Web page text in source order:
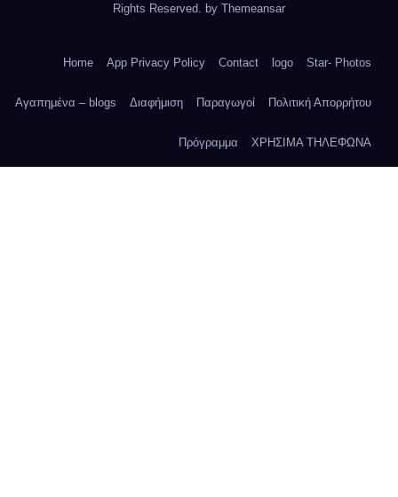
Rights Reserved. by Themeansar
Home App Privacy Policy Contact logo Star- Photos
Αγαπημένα – blogs Διαφήμιση Παραγωγοί Πολιτική Απορρήτου
Πρόγραμμα ΧΡΗΣΙΜΑ ΤΗΛΕΦΩΝΑ